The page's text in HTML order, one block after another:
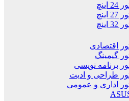
اقتصادی
گیمینگ
برنامه نویسی
طراحی و ادیت
اداری و عمومی